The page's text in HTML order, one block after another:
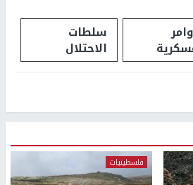
سلطات
الاحتلال
فلسطينيات